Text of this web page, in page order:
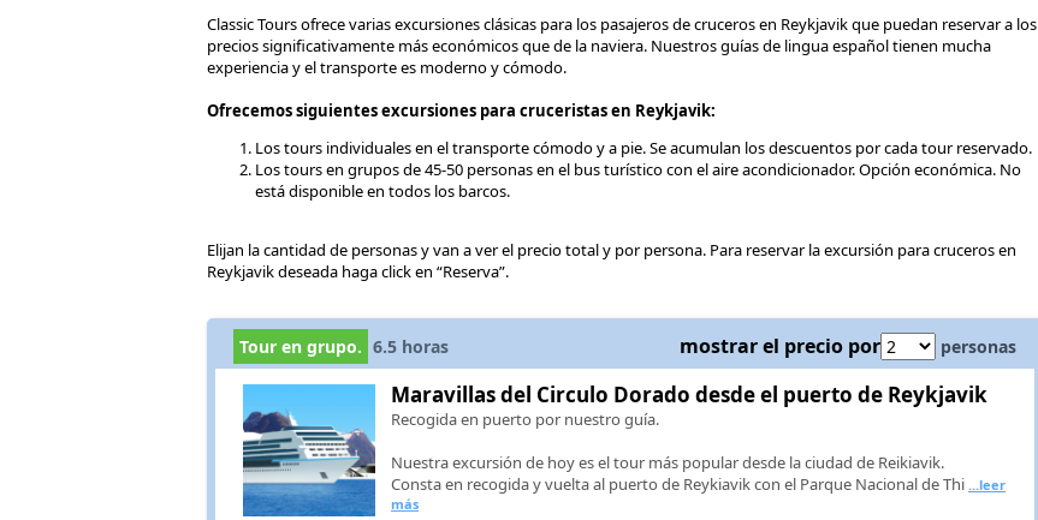
Classic Tours ofrece varias excursiones clásicas para los pasajeros de cruceros en Reykjavik que puedan reservar a los
precios significativamente más económicos que de la naviera. Nuestros guías de lingua español tienen mucha
experiencia y el transporte es moderno y cómodo.
Ofrecemos siguientes excursiones para cruceristas en Reykjavik:
Los tours individuales en el transporte cómodo y a pie. Se acumulan los descuentos por cada tour reservado.
Los tours en grupos de 45-50 personas en el bus turístico con el aire acondicionador. Opción económica. No
está disponible en todos los barcos.
Elijan la cantidad de personas y van a ver el precio total y por persona. Para reservar la excursión para cruceros en
Reykjavik deseada haga click en “Reserva”.
Tour en grupo. 6.5 horas mostrar el precio por personas
Maravillas del Circulo Dorado desde el puerto de Reykjavik
Recogida en puerto por nuestro guía.
Nuestra excursión de hoy es el tour más popular desde la ciudad de Reikiavik.
Consta en recogida y vuelta al puerto de Reykiavik con el Parque Nacional de Thi ...leer
más